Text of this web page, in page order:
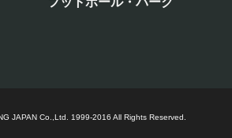
JAPAN Co.,Ltd. 1999-2016 All Rights Reserved.